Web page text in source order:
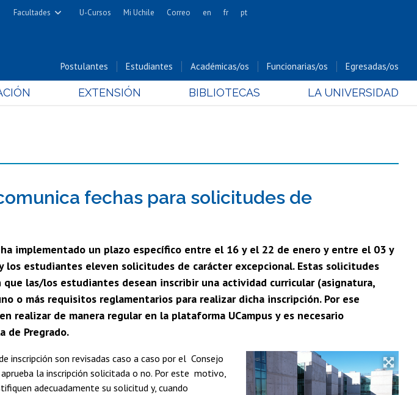
Facultades
Cs. Físicas y Matemáticas
Cs. Forestales y Conservación
Cs. Químicas y Farmacéuticas
Cs. Sociales
Estudios Avanzados en Educación
Estudios Internacionales
U-Cursos Mi Uchile Correo en fr pt
Postulantes Estudiantes Académicas/os Funcionarias/os Egresadas/os
EXTENSIÓN BIBLIOTECAS LA UNIVERSIDAD
fechas para solicitudes de
implementado un plazo específico entre el 16 y el 22 de enero y entre el 03 y
los estudiantes eleven solicitudes de carácter excepcional. Estas solicitudes
que las/los estudiantes desean inscribir una actividad curricular (asignatura,
o más requisitos reglamentarios para realizar dicha inscripción. Por ese
realizar de manera regular en la plataforma UCampus y es necesario
de Pregrado.
inscripción son revisadas caso a caso por el Consejo
la inscripción solicitada o no. Por este motivo,
adecuadamente su solicitud y, cuando